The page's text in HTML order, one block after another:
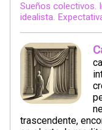
Sueños colectivos.
idealista.
trascendente,